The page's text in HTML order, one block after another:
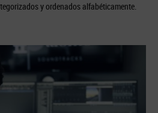
y ordenados alfabéticamente.